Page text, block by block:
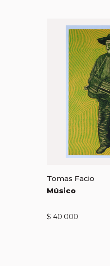
Tomas Facio
Músico
$ 40.000